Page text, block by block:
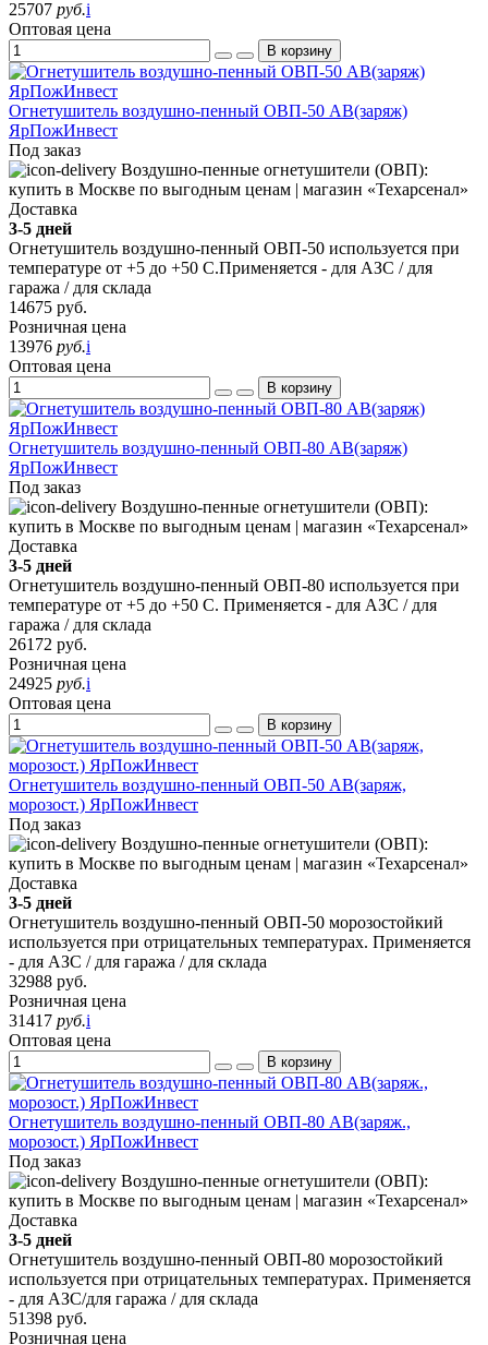
25707 руб.i
Оптовая цена
В корзину
Огнетушитель воздушно-пенный ОВП-50 АВ(заряж)
ЯрПожИнвест
Под заказ
Доставка
3-5 дней
Огнетушитель воздушно-пенный ОВП-50 используется при
температуре от +5 до +50 С.Применяется - для АЗС / для
гаража / для склада
14675 руб.
Розничная цена
13976 руб.i
Оптовая цена
В корзину
Огнетушитель воздушно-пенный ОВП-80 АВ(заряж)
ЯрПожИнвест
Под заказ
Доставка
3-5 дней
Огнетушитель воздушно-пенный ОВП-80 используется при
температуре от +5 до +50 С. Применяется - для АЗС / для
гаража / для склада
26172 руб.
Розничная цена
24925 руб.i
Оптовая цена
В корзину
Огнетушитель воздушно-пенный ОВП-50 АВ(заряж,
морозост.) ЯрПожИнвест
Под заказ
Доставка
3-5 дней
Огнетушитель воздушно-пенный ОВП-50 морозостойкий
используется при отрицательных температурах. Применяется
- для АЗС / для гаража / для склада
32988 руб.
Розничная цена
31417 руб.i
Оптовая цена
В корзину
Огнетушитель воздушно-пенный ОВП-80 АВ(заряж.,
морозост.) ЯрПожИнвест
Под заказ
Доставка
3-5 дней
Огнетушитель воздушно-пенный ОВП-80 морозостойкий
используется при отрицательных температурах. Применяется
- для АЗС/для гаража / для склада
51398 руб.
Розничная цена